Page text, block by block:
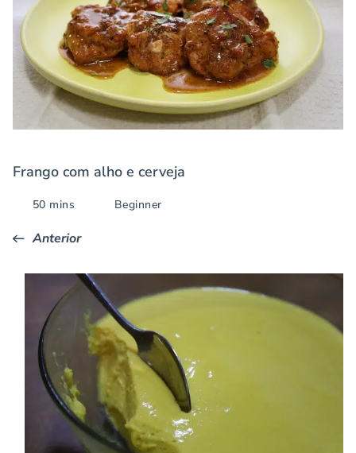
Frango com alho e cerveja
50 mins Beginner
Anterior